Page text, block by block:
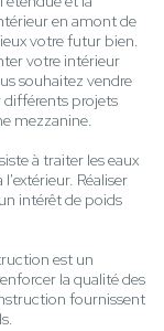
en amont de
votre futur bien.
votre intérieur
souhaitez vendre
différents projets
mezzanine.
à traiter les eaux
Réaliser
intérêt de poids
est un
la qualité des
fournissent